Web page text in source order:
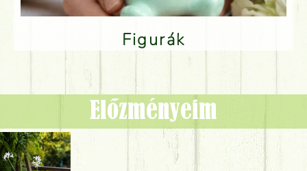
Figurák
Előzményeim